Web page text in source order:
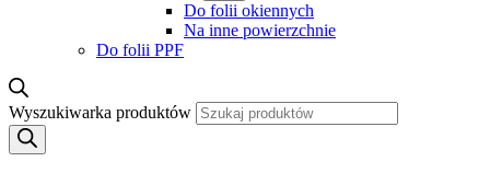
Do folii okiennych
Na inne powierzchnie
Do folii PPF
Wyszukiwarka produktów